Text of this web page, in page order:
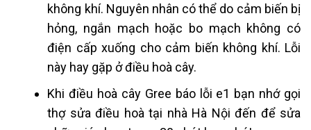
không khí. Nguyên nhân có thể do cảm biến bị
hỏng, ngắn mạch hoặc bo mạch không có
điện cấp xuống cho cảm biến không khí. Lỗi
này hay gặp ở điều hoà cây.
Khi điều hoà cây Gree báo lỗi e1 bạn nhớ gọi
thợ sửa điều hoà tại nhà Hà Nội đến để sửa